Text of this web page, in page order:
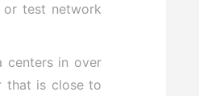
or test network
centers in over
that is close to